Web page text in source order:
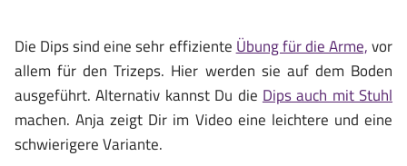
Die Dips sind eine sehr effiziente Übung für die Arme,vor
allem für den Trizeps. Hier werden sie auf dem Boden
ausgeführt. Alternativ kannst Du die Dips auch mit Stuhl
machen. Anja zeigt Dir im Video eine leichtere und eine
schwierigere Variante.